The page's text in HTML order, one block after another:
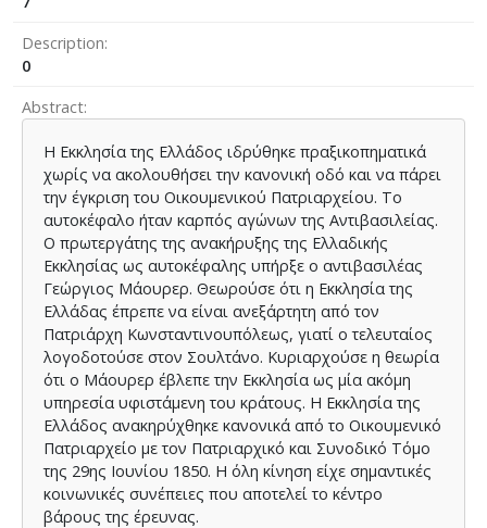
Description
0
Abstract
Η Εκκλησία της Ελλάδος ιδρύθηκε πραξικοπηματικά
χωρίς να ακολουθήσει την κανονική οδό και να πάρει
την έγκριση του Οικουμενικού Πατριαρχείου. Το
αυτοκέφαλο ήταν καρπός αγώνων της Αντιβασιλείας.
Ο πρωτεργάτης της ανακήρυξης της Ελλαδικής
Εκκλησίας ως αυτοκέφαλης υπήρξε ο αντιβασιλέας
Γεώργιος Μάουρερ. Θεωρούσε ότι η Εκκλησία της
Ελλάδας έπρεπε να είναι ανεξάρτητη από τον
Πατριάρχη Κωνσταντινουπόλεως, γιατί ο τελευταίος
λογοδοτούσε στον Σουλτάνο. Κυριαρχούσε η θεωρία
ότι ο Μάουρερ έβλεπε την Εκκλησία ως μία ακόμη
υπηρεσία υφιστάμενη του κράτους. Η Εκκλησία της
Ελλάδος ανακηρύχθηκε κανονικά από το Οικουμενικό
Πατριαρχείο με τον Πατριαρχικό και Συνοδικό Τόμο
της 29ης Ιουνίου 1850. Η όλη κίνηση είχε σημαντικές
κοινωνικές συνέπειες που αποτελεί το κέντρο
βάρους της έρευνας.